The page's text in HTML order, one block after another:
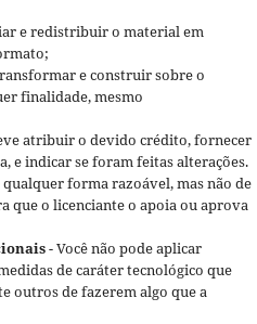
e redistribuir o material em
e construir sobre o
finalidade, mesmo
atribuir o devido crédito, fornecer
e indicar se foram feitas alterações.
qualquer forma razoável, mas não de
que o licenciante o apoia ou aprova
- Você não pode aplicar
de caráter tecnológico que
outros de fazerem algo que a